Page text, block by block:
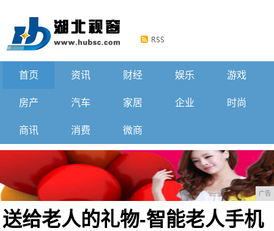
首页 资讯 财经 娱乐 游戏
房产 汽车 家居 企业 时尚
商讯 消费 微商
广告
送给老人的礼物-智能老人手机